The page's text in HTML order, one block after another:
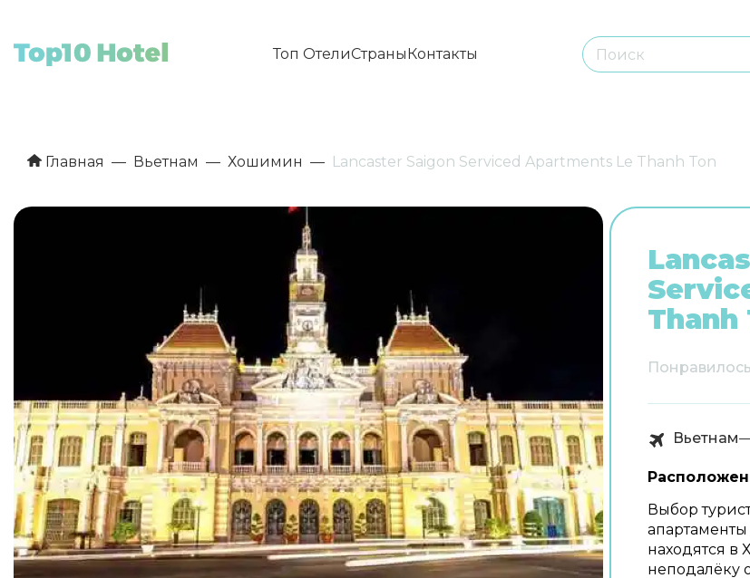
Топ ОтелиСтраныКонтакты
Главная Вьетнам Хошимин Lancaster Saigon Serviced Apartments Le Thanh Ton
Thanh
Понравилось
Вьетнам
Выбор
находятся в
неподалёку